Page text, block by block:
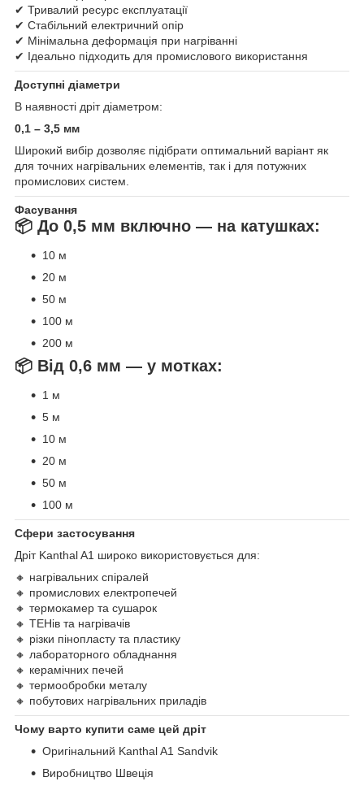
✔ Тривалий ресурс експлуатації
✔ Стабільний електричний опір
✔ Мінімальна деформація при нагріванні
✔ Ідеально підходить для промислового використання
Доступні діаметри
В наявності дріт діаметром:
0,1 – 3,5 мм
Широкий вибір дозволяє підібрати оптимальний варіант як
для точних нагрівальних елементів, так і для потужних
промислових систем.
Фасування
📦 До 0,5 мм включно — на катушках:
10 м
20 м
50 м
100 м
200 м
📦 Від 0,6 мм — у мотках:
1 м
5 м
10 м
20 м
50 м
100 м
Сфери застосування
Дріт Kanthal A1 широко використовується для:
🔸 нагрівальних спіралей
🔸 промислових електропечей
🔸 термокамер та сушарок
🔸 ТЕНів та нагрівачів
🔸 різки пінопласту та пластику
🔸 лабораторного обладнання
🔸 керамічних печей
🔸 термообробки металу
🔸 побутових нагрівальних приладів
Чому варто купити саме цей дріт
Оригінальний Kanthal A1 Sandvik
Виробництво Швеція